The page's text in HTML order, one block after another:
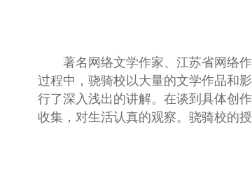
著名网络文学作家、江苏省网络
过程中，骁骑校以大量的文学作品和
行了深入浅出的讲解。在谈到具体创
收集，对生活认真的观察。骁骑校的